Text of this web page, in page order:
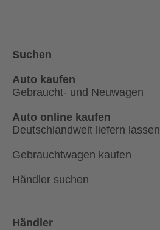
Suchen
Auto kaufen
Gebraucht- und Neuwagen
Auto online kaufen
Deutschlandweit liefern lassen
Gebrauchtwagen kaufen
Händler suchen
Händler